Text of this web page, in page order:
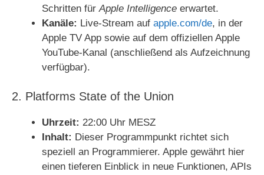
Schritten für Apple Intelligence erwartet.
Kanäle: Live-Stream auf apple.com/de, in der
Apple TV App sowie auf dem offiziellen Apple
YouTube-Kanal (anschließend als Aufzeichnung
verfügbar).
2. Platforms State of the Union
Uhrzeit: 22:00 Uhr MESZ
Inhalt: Dieser Programmpunkt richtet sich
speziell an Programmierer. Apple gewährt hier
einen tieferen Einblick in neue Funktionen, APIs